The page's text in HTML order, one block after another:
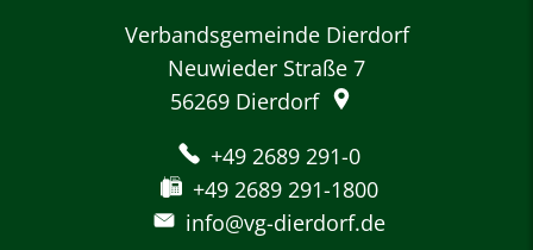
Verbandsgemeinde Dierdorf
Neuwieder Straße 7
56269 Dierdorf
+49 2689 291-0
+49 2689 291-1800
info@vg-dierdorf.de